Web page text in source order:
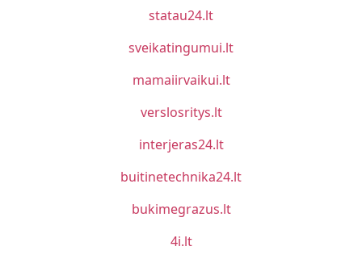
statau24.lt
sveikatingumui.lt
mamaiirvaikui.lt
verslosritys.lt
interjeras24.lt
buitinetechnika24.lt
bukimegrazus.lt
4i.lt